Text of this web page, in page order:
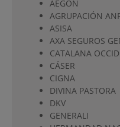
AEGÓN
AGRUPACIÓN
ASISA
AXA SEGUROS
CATALANA
CÁSER
CIGNA
DIVINA PASTORA
DKV
GENERALI